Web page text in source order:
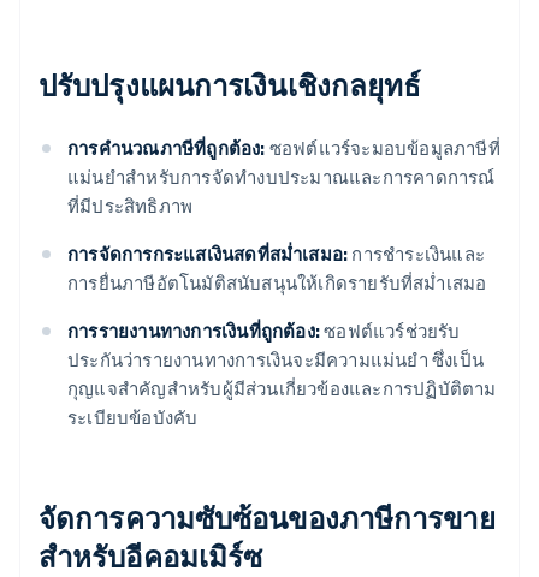
ปรับปรุงแผนการเงินเชิงกลยุทธ์
การคํานวณภาษีที่ถูกต้อง: ซอฟต์แวร์จะมอบข้อมูลภาษีที่
แม่นยําสําหรับการจัดทํางบประมาณและการคาดการณ์
ที่มีประสิทธิภาพ
การจัดการกระแสเงินสดที่สม่ำเสมอ: การชําระเงินและ
การยื่นภาษีอัตโนมัติสนับสนุนให้เกิดรายรับที่สม่ำเสมอ
การรายงานทางการเงินที่ถูกต้อง:ซอฟต์แวร์ช่วยรับ
ประกันว่ารายงานทางการเงินจะมีความแม่นยํา ซึ่งเป็น
กุญแจสําคัญสําหรับผู้มีส่วนเกี่ยวข้องและการปฏิบัติตาม
ระเบียบข้อบังคับ
จัดการความซับซ้อนของภาษีการขาย
สำหรับอีคอมเมิร์ซ